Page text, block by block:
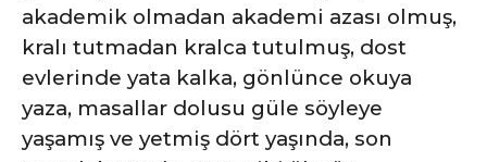
akademik olmadan akademi azası olmuş,
kralı tutmadan kralca tutulmuş, dost
evlerinde yata kalka, gönlünce okuya
yaza, masallar dolusu güle söyleye
yaşamış ve yetmiş dört yaşında, son